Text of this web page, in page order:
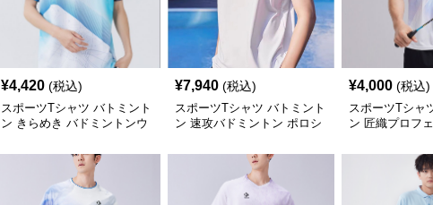
¥4,420 (税込)
スポーツTシャツ バトミント
ン きらめき バドミントンウ
¥7,940 (税込)
スポーツTシャツ バトミント
ン 速攻バドミントン ポロシ
¥4,000 (税込)
スポーツTシャ
ン 匠織プロフ